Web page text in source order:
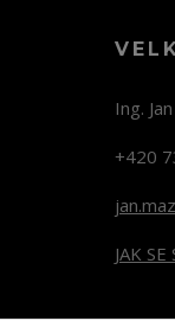
Ing.
+420
JAK